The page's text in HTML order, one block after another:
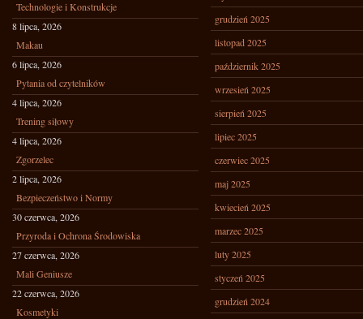
Technologie i Konstrukcje
8 lipca, 2026
Makau
6 lipca, 2026
Pytania od czytelników
4 lipca, 2026
Trening siłowy
4 lipca, 2026
Zgorzelec
2 lipca, 2026
Bezpieczeństwo i Normy
30 czerwca, 2026
Przyroda i Ochrona Środowiska
27 czerwca, 2026
Mali Geniusze
22 czerwca, 2026
Kosmetyki
grudzień 2025
listopad 2025
październik 2025
wrzesień 2025
sierpień 2025
lipiec 2025
czerwiec 2025
maj 2025
kwiecień 2025
marzec 2025
luty 2025
styczeń 2025
grudzień 2024